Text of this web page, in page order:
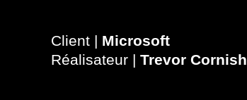
Client | Microsoft
Réalisateur | Trevor Cornish